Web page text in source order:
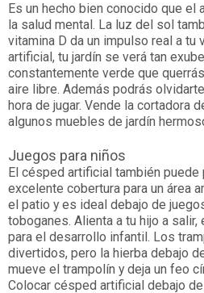
Es un hecho bien conocido que
la salud mental. La luz del sol
vitamina D da un impulso real a tu
artificial, tu jardín se verá tan
constantemente verde que
aire libre. Además podrás
hora de jugar. Vende la cortadora
algunos muebles de jardín
Juegos para niños
El césped artificial también puede
excelente cobertura para un área
el patio y es ideal debajo de
toboganes. Alienta a tu hijo a
para el desarrollo infantil. Los
divertidos, pero la hierba debajo
mueve el trampolín y deja un feo
Colocar césped artificial debajo